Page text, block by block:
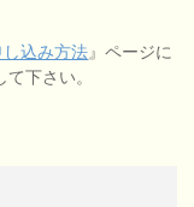
込み方法』ページに
下さい。